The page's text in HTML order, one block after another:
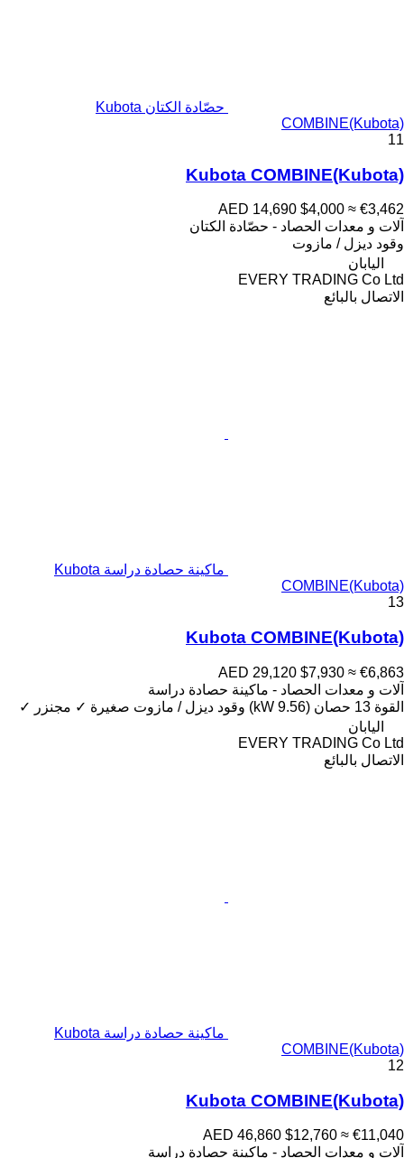
حصّادة الكتان Kubota
COMBINE(Kubota)
11
Kubota COMBINE(Kubota)
AED 14,690 $4,000 ≈ €3,462
آلات و معدات الحصاد - حصّادة الكتان
وقود ديزل / مازوت
اليابان
EVERY TRADING Co Ltd
الاتصال بالبائع
ماكينة حصادة دراسة Kubota
COMBINE(Kubota)
13
Kubota COMBINE(Kubota)
AED 29,120 $7,930 ≈ €6,863
آلات و معدات الحصاد - ماكينة حصادة دراسة
القوة 13 حصان (9.56 kW) وقود ديزل / مازوت صغيرة ✓ مجنزر
✓
اليابان
EVERY TRADING Co Ltd
الاتصال بالبائع
ماكينة حصادة دراسة Kubota
COMBINE(Kubota)
12
Kubota COMBINE(Kubota)
AED 46,860 $12,760 ≈ €11,040
آلات و معدات الحصاد - ماكينة حصادة دراسة